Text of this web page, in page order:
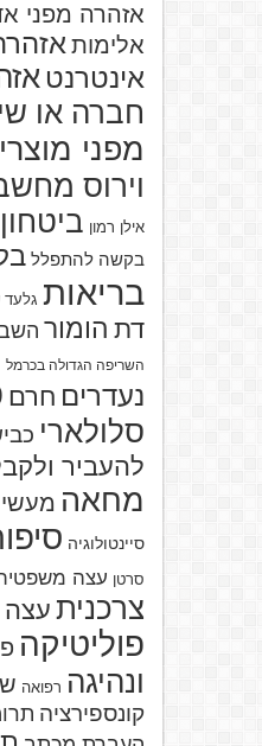
אזהרה מפני
אלימות
אינטרנט
חברה או
מפני
וירוס
אילן רמון ביטחון
בקשה להתפלל
בריאות גלעד
דת הומור
השריפה הגדולה בכרמל
נעדרים חרם
סלולארי
להעביר
מחאה
סיינטולוגיה
סרטן עצה
צרכנית עצה
פוליטיקה
ונהיגה רפואה
קונספירציה